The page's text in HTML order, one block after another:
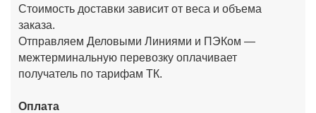
Стоимость доставки зависит от веса и объема
заказа.
Отправляем Деловыми Линиями и ПЭКом —
межтерминальную перевозку оплачивает
получатель по тарифам ТК.
Оплата